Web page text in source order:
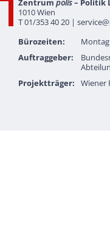
Zentrum polis– Politik
1010 Wien
T 01/353 40 20 |
Bürozeiten:
Auftraggeber:
Projektträger:
Wiener